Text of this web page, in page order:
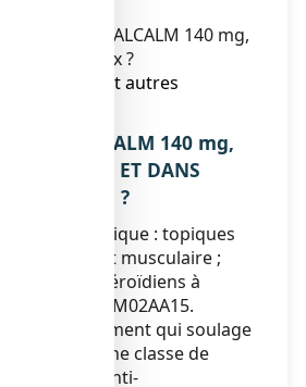
ANTALCALM 140 mg,
?
l’emballage et autres
QUE ANTALCALM 140 mg,
ET DANS
IL UTILISE ?
: topiques
articulaire et musculaire ;
non stéroïdiens à
- Code ATC : M02AA15.
est un médicament qui soulage
à une classe de
appelés les anti-